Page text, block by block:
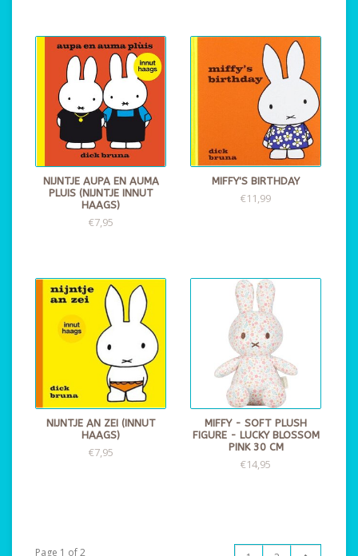
NIJNTJE AUPA EN AUMA
PLUIS (NIJNTJE INNUT
HAAGS)
€7,95
MIFFY'S BIRTHDAY
€11,99
NIJNTJE AN ZEI (INNUT
HAAGS)
€7,95
MIFFY - SOFT PLUSH
FIGURE - LUCKY BLOSSOM
PINK 30 CM
€14,95
Page 1 of 2